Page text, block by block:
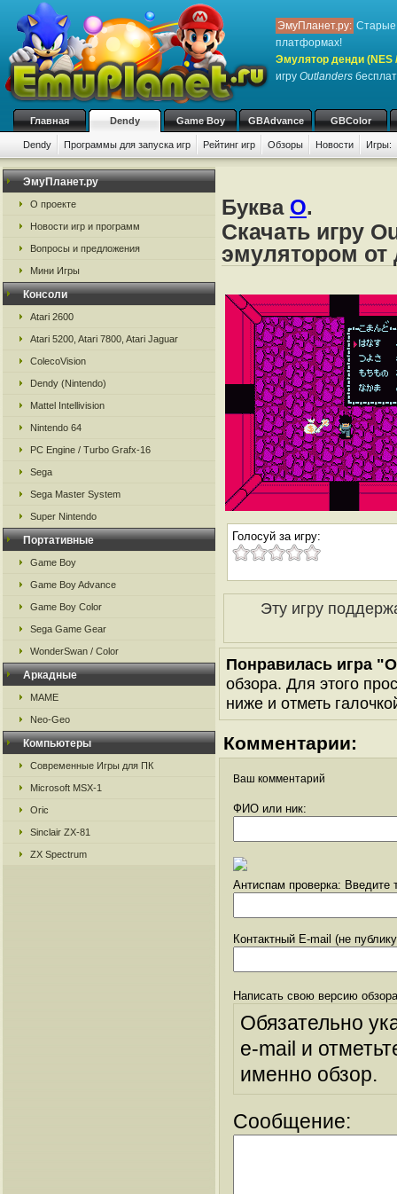
ЭмуПланет.ру: Старые
платформах!
Эмулятор денди (NES
игру Outlanders
Главная Dendy Game Boy GBAdvance GBColor
Dendy Программы для запуска игр Рейтинг игр Обзоры Новости Игры:
ЭмуПланет.ру
О проекте
Новости игр и программ
Вопросы и предложения
Мини Игры
Консоли
Atari 2600
Atari 5200, Atari 7800, Atari Jaguar
ColecoVision
Dendy (Nintendo)
Mattel Intellivision
Nintendo 64
PC Engine / Turbo Grafx-16
Sega
Sega Master System
Super Nintendo
Портативные
Game Boy
Game Boy Advance
Game Boy Color
Sega Game Gear
WonderSwan / Color
Аркадные
MAME
Neo-Geo
Компьютеры
Современные Игры для ПК
Microsoft MSX-1
Oric
Sinclair ZX-81
ZX Spectrum
Буква O.
Скачать игру
эмулятором от
Голосуй за игру:
Эту игру
Понравилась игра
обзора. Для этого
ниже и отметь
Комментарии:
Ваш комментарий
ФИО или ник:
Антиспам проверка: Введите
Контактный E-mail (не
Написать свою версию
Обязательно
e-mail и
именно обзор.
Сообщение: